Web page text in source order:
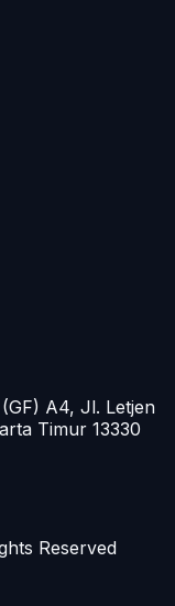
A4, Jl. Letjen
Timur 13330
Reserved